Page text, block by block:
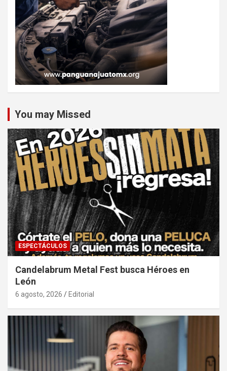
You may Missed
ESPECTÁCULOS
Candelabrum Metal Fest busca Héroes en
León
6 agosto, 2026 Editorial